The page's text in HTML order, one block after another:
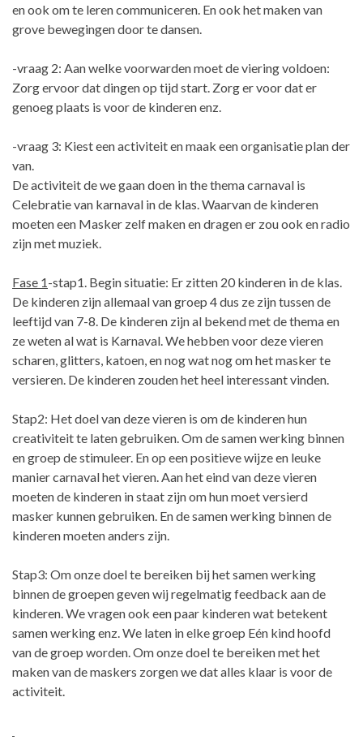
en ook om te leren communiceren. En ook het maken van
grove bewegingen door te dansen.
-vraag 2: Aan welke voorwarden moet de viering voldoen:
Zorg ervoor dat dingen op tijd start. Zorg er voor dat er
genoeg plaats is voor de kinderen enz.
-vraag 3: Kiest een activiteit en maak een organisatie plan der
van.
De activiteit de we gaan doen in the thema carnaval is
Celebratie van karnaval in de klas. Waarvan de kinderen
moeten een Masker zelf maken en dragen er zou ook en radio
zijn met muziek.
Fase 1-stap1. Begin situatie: Er zitten 20 kinderen in de klas.
De kinderen zijn allemaal van groep 4 dus ze zijn tussen de
leeftijd van 7-8. De kinderen zijn al bekend met de thema en
ze weten al wat is Karnaval. We hebben voor deze vieren
scharen, glitters, katoen, en nog wat nog om het masker te
versieren. De kinderen zouden het heel interessant vinden.
Stap2: Het doel van deze vieren is om de kinderen hun
creativiteit te laten gebruiken. Om de samen werking binnen
en groep de stimuleer. En op een positieve wijze en leuke
manier carnaval het vieren. Aan het eind van deze vieren
moeten de kinderen in staat zijn om hun moet versierd
masker kunnen gebruiken. En de samen werking binnen de
kinderen moeten anders zijn.
Stap3: Om onze doel te bereiken bij het samen werking
binnen de groepen geven wij regelmatig feedback aan de
kinderen. We vragen ook een paar kinderen wat betekent
samen werking enz. We laten in elke groep Eén kind hoofd
van de groep worden. Om onze doel te bereiken met het
maken van de maskers zorgen we dat alles klaar is voor de
activiteit.